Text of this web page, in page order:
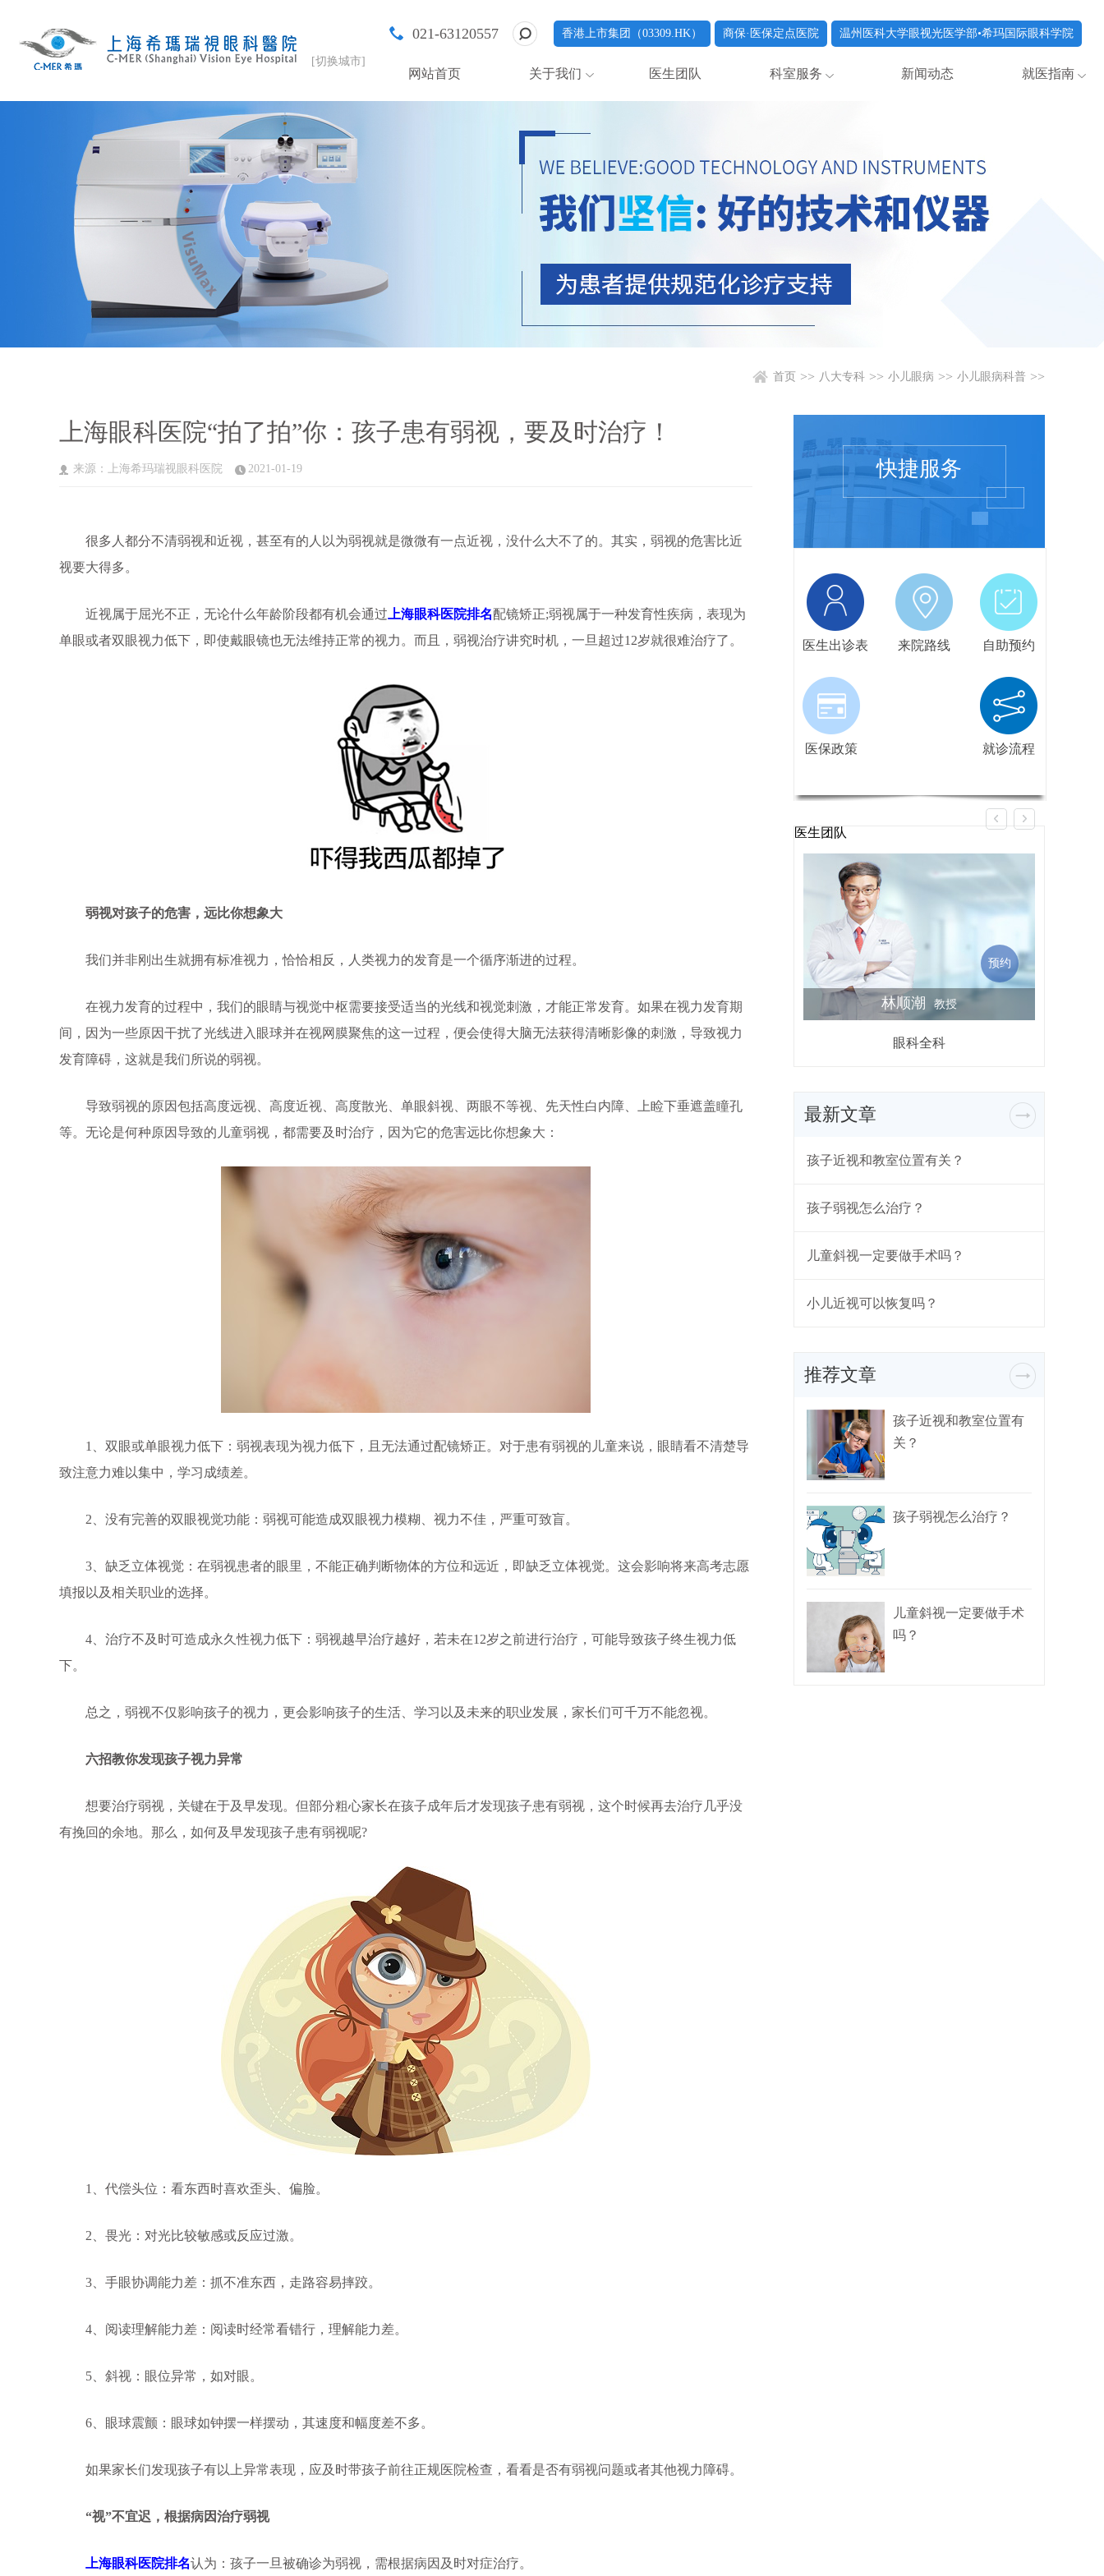
[切换城市]
021-63120557 香港上市集团（03309.HK） 商保·医保定点医院 温州医科大学眼视光医学部•希玛国际眼科学院
网站首页 关于我们 医生团队 科室服务 新闻动态 就医指南
首页 >> 八大专科 >> 小儿眼病 >> 小儿眼病科普 >>
上海眼科医院“拍了拍”你：孩子患有弱视，要及时治疗！
来源：上海希玛瑞视眼科医院 2021-01-19
很多人都分不清弱视和近视，甚至有的人以为弱视就是微微有一点近视，没什么大不了的。其实，弱视的危害比近
视要大得多。
近视属于屈光不正，无论什么年龄阶段都有机会通过 上海眼科医院排名配镜矫正;弱视属于一种发育性疾病，表现为
单眼或者双眼视力低下，即使戴眼镜也无法维持正常的视力。而且，弱视治疗讲究时机，一旦超过12岁就很难治疗了。
弱视对孩子的危害，远比你想象大
我们并非刚出生就拥有标准视力，恰恰相反，人类视力的发育是一个循序渐进的过程。
在视力发育的过程中，我们的眼睛与视觉中枢需要接受适当的光线和视觉刺激，才能正常发育。如果在视力发育期
间，因为一些原因干扰了光线进入眼球并在视网膜聚焦的这一过程，便会使得大脑无法获得清晰影像的刺激，导致视力
发育障碍，这就是我们所说的弱视。
导致弱视的原因包括高度远视、高度近视、高度散光、单眼斜视、两眼不等视、先天性白内障、上睑下垂遮盖瞳孔
等。无论是何种原因导致的儿童弱视，都需要及时治疗，因为它的危害远比你想象大：
1、双眼或单眼视力低下：弱视表现为视力低下，且无法通过配镜矫正。对于患有弱视的儿童来说，眼睛看不清楚导
致注意力难以集中，学习成绩差。
2、没有完善的双眼视觉功能：弱视可能造成双眼视力模糊、视力不佳，严重可致盲。
3、缺乏立体视觉：在弱视患者的眼里，不能正确判断物体的方位和远近，即缺乏立体视觉。这会影响将来高考志愿
填报以及相关职业的选择。
4、治疗不及时可造成永久性视力低下：弱视越早治疗越好，若未在12岁之前进行治疗，可能导致孩子终生视力低
下。
总之，弱视不仅影响孩子的视力，更会影响孩子的生活、学习以及未来的职业发展，家长们可千万不能忽视。
六招教你发现孩子视力异常
想要治疗弱视，关键在于及早发现。但部分粗心家长在孩子成年后才发现孩子患有弱视，这个时候再去治疗几乎没
有挽回的余地。那么，如何及早发现孩子患有弱视呢?
1、代偿头位：看东西时喜欢歪头、偏脸。
2、畏光：对光比较敏感或反应过激。
3、手眼协调能力差：抓不准东西，走路容易摔跤。
4、阅读理解能力差：阅读时经常看错行，理解能力差。
5、斜视：眼位异常，如对眼。
6、眼球震颤：眼球如钟摆一样摆动，其速度和幅度差不多。
如果家长们发现孩子有以上异常表现，应及时带孩子前往正规医院检查，看看是否有弱视问题或者其他视力障碍。
“视”不宜迟，根据病因治疗弱视
上海眼科医院排名认为：孩子一旦被确诊为弱视，需根据病因及时对症治疗。
快捷服务
医生出诊表 来院路线 自助预约
医保政策 就诊流程
医生团队
林顺潮 教授
预约
眼科全科
最新文章
孩子近视和教室位置有关？
孩子弱视怎么治疗？
儿童斜视一定要做手术吗？
小儿近视可以恢复吗？
推荐文章
孩子近视和教室位置有
关？
孩子弱视怎么治疗？
儿童斜视一定要做手术
吗？